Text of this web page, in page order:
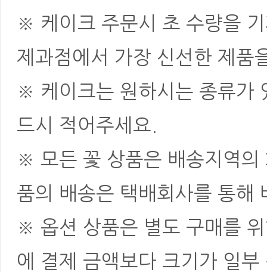
※ 케이크 주문시 초 수량을
제과점에서 가장 신선한 제품
※ 케이크는 원하시는 종류가
드시 적어주세요.
※ 모든 꽃 상품은 배송지역의
품의 배송은 택배회사를 통해
※ 옵션 상품은 별도 구매를
에 결제 금액보다 크기가 일